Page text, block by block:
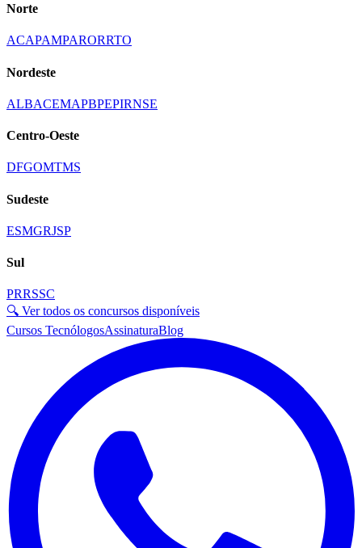
Norte
ACAPAMPARORRTO
Nordeste
ALBACEMAPBPEPIRNSE
Centro-Oeste
DFGOMTMS
Sudeste
ESMGRJSP
Sul
PRRSSC
🔍 Ver todos os concursos disponíveis
Cursos TecnólogosAssinaturaBlog